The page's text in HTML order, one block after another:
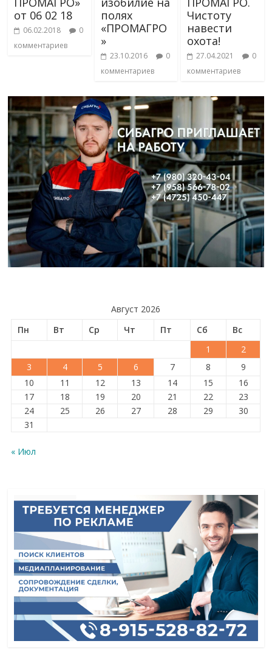
от 06 02 18
06.02.2018
0
комментариев
полях
«ПРОМАГРО
»
23.10.2016
0
комментариев
Чистоту
навести
охота!
27.04.2021
0
комментариев
Август 2026
Пн
Вт Ср Чт Пт Сб
Вс
1
2
3
4 5 6 7 8
9
10
11 12 13 14 15
16
17
18 19 20 21 22
23
24
25 26 27 28 29
30
31
« Июл